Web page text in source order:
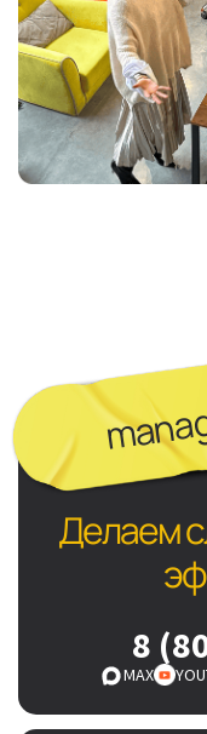
Делаем
8
MAX